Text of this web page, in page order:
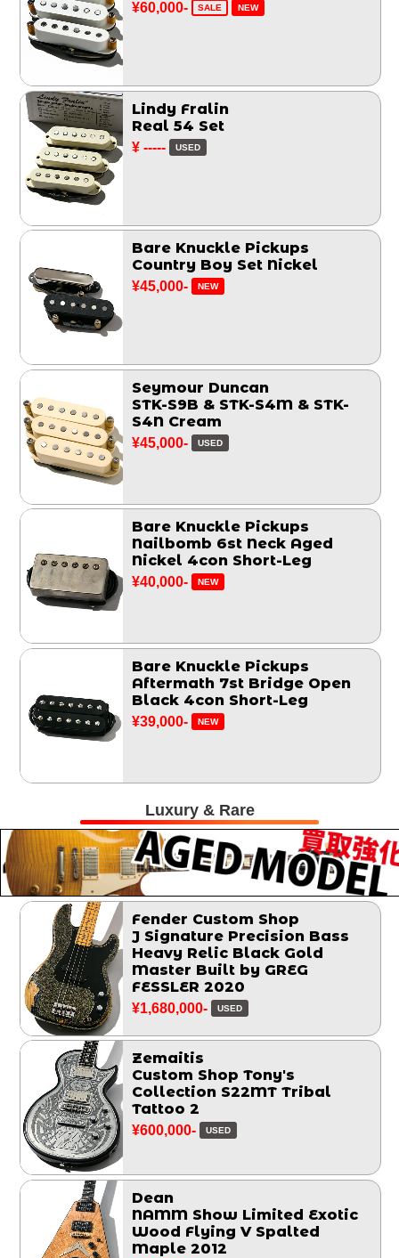
¥60,000- SALE NEW
Lindy Fralin
Real 54 Set
¥ ----- USED
Bare Knuckle Pickups
Country Boy Set Nickel
¥45,000- NEW
Seymour Duncan
STK-S9B & STK-S4M & STK-
S4N Cream
¥45,000- USED
Bare Knuckle Pickups
Nailbomb 6st Neck Aged
Nickel 4con Short-Leg
¥40,000- NEW
Bare Knuckle Pickups
Aftermath 7st Bridge Open
Black 4con Short-Leg
¥39,000- NEW
Luxury & Rare
Fender Custom Shop
J Signature Precision Bass
Heavy Relic Black Gold
Master Built by GREG
FESSLER 2020
¥1,680,000- USED
Zemaitis
Custom Shop Tony's
Collection S22MT Tribal
Tattoo 2
¥600,000- USED
Dean
NAMM Show Limited Exotic
Wood Flying V Spalted
Maple 2012